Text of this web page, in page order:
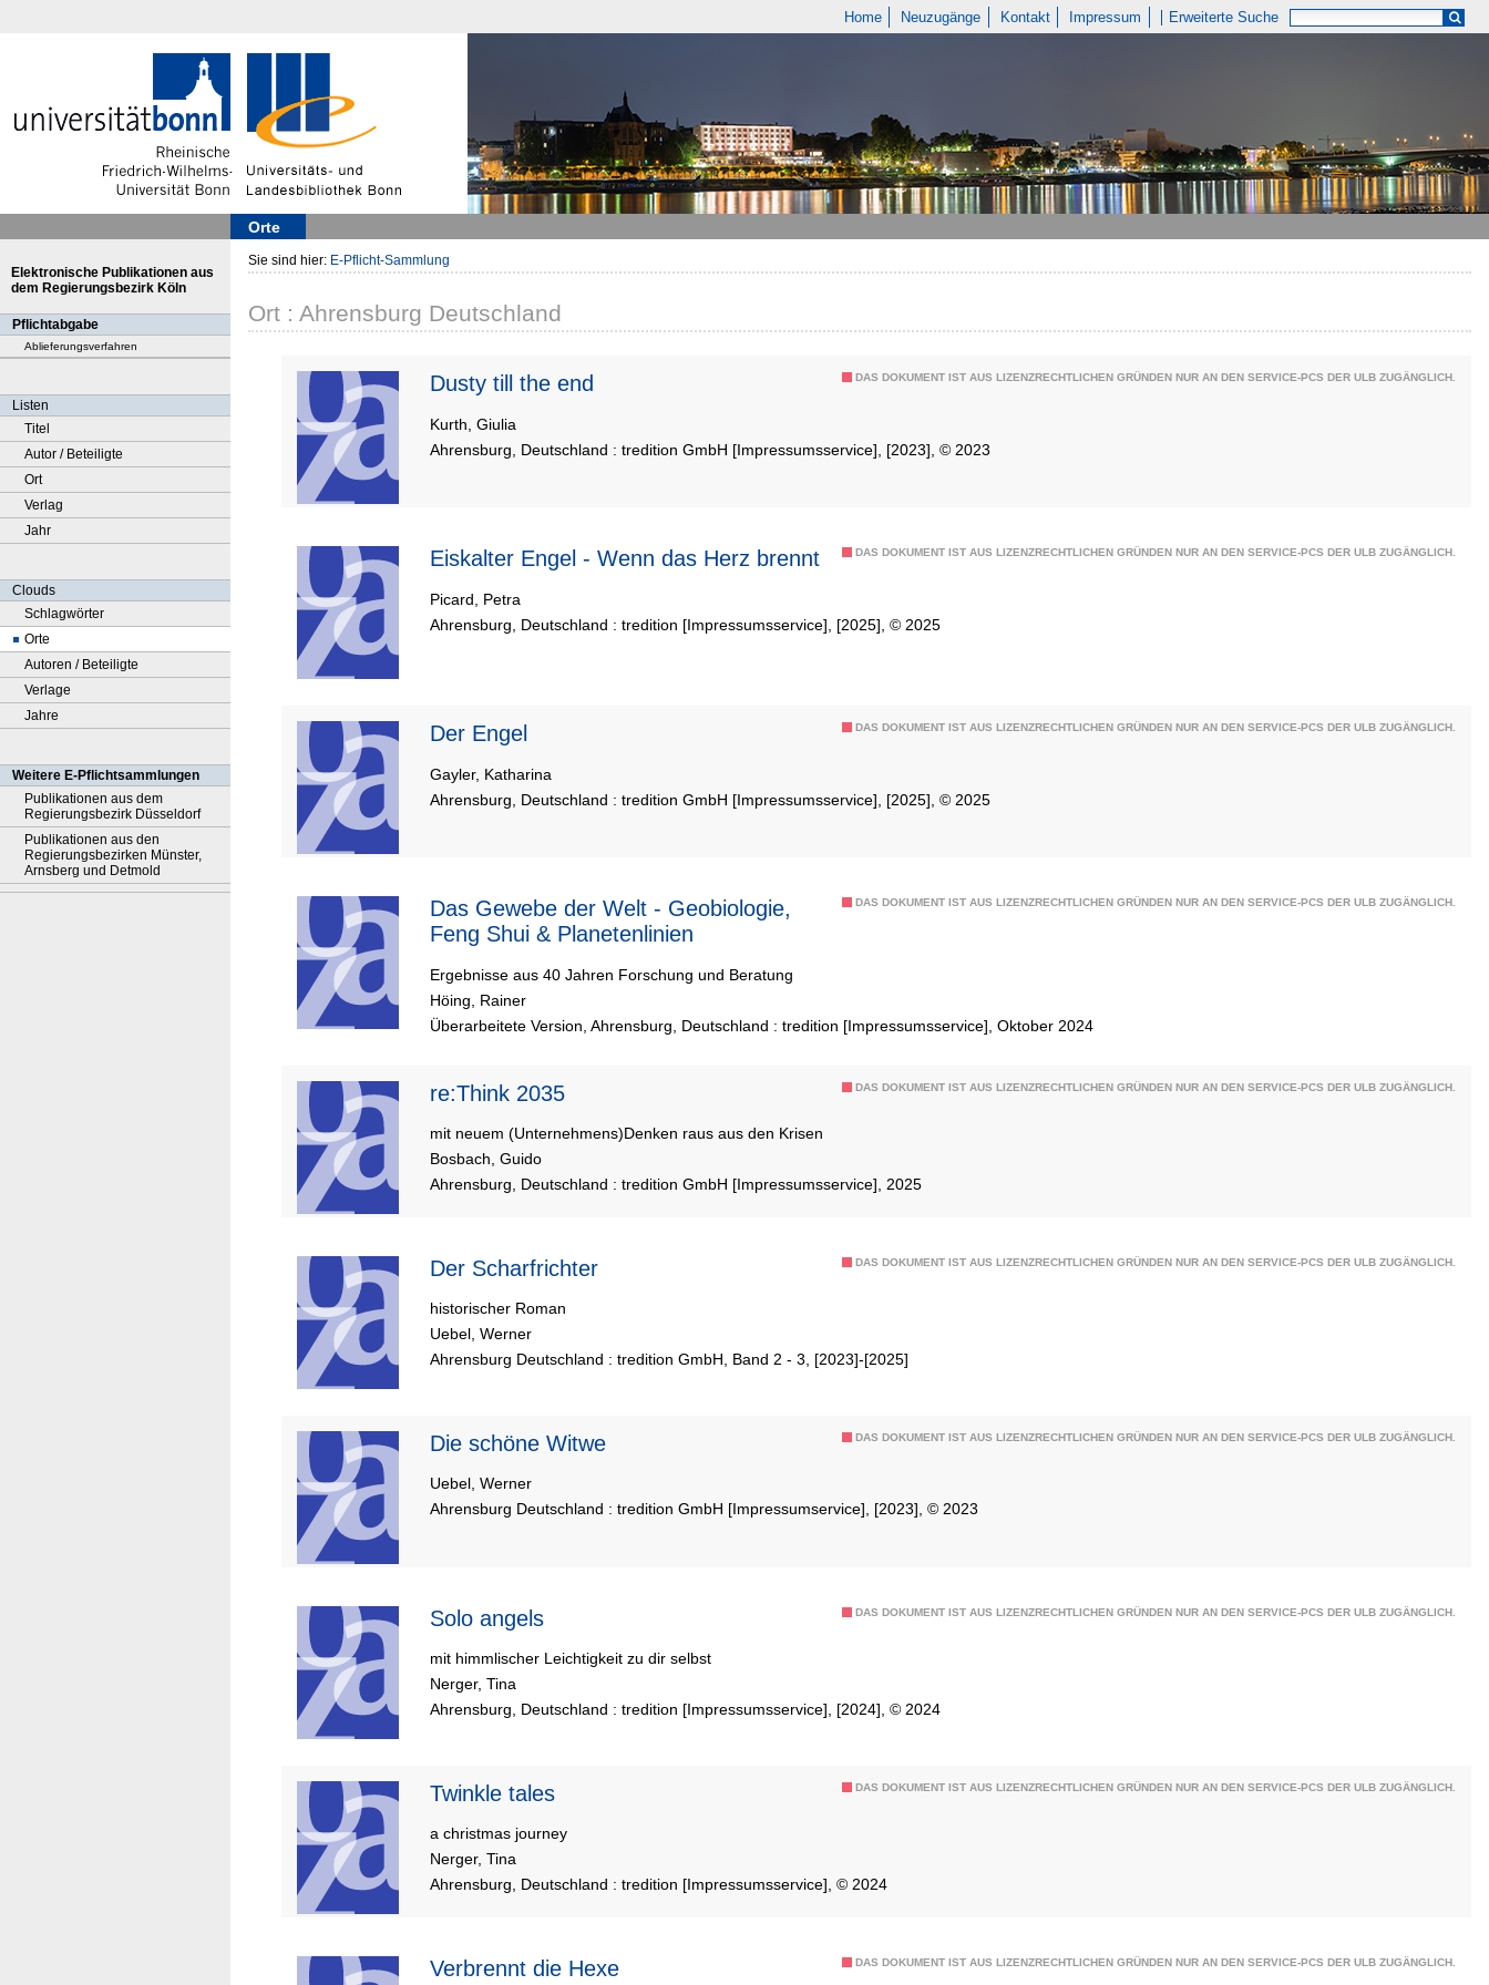
Home Neuzugänge Kontakt Impressum Erweiterte Suche
Orte
Elektronische Publikationen aus
dem Regierungsbezirk Köln
Pflichtabgabe
Ablieferungsverfahren
Listen
Titel
Autor / Beteiligte
Ort
Verlag
Jahr
Clouds
Schlagwörter
Orte
Autoren / Beteiligte
Verlage
Jahre
Weitere E-Pflichtsammlungen
Publikationen aus dem
Regierungsbezirk Düsseldorf
Publikationen aus den
Regierungsbezirken Münster,
Arnsberg und Detmold
Sie sind hier: E-Pflicht-Sammlung
Ort : Ahrensburg Deutschland
DAS DOKUMENT IST AUS LIZENZRECHTLICHEN GRÜNDEN NUR AN DEN SERVICE-PCS DER ULB ZUGÄNGLICH.
Dusty till the end
Kurth, Giulia
Ahrensburg, Deutschland : tredition GmbH [Impressumsservice], [2023], © 2023
DAS DOKUMENT IST AUS LIZENZRECHTLICHEN GRÜNDEN NUR AN DEN SERVICE-PCS DER ULB ZUGÄNGLICH.
Eiskalter Engel - Wenn das Herz brennt
Picard, Petra
Ahrensburg, Deutschland : tredition [Impressumsservice], [2025], © 2025
DAS DOKUMENT IST AUS LIZENZRECHTLICHEN GRÜNDEN NUR AN DEN SERVICE-PCS DER ULB ZUGÄNGLICH.
Der Engel
Gayler, Katharina
Ahrensburg, Deutschland : tredition GmbH [Impressumsservice], [2025], © 2025
DAS DOKUMENT IST AUS LIZENZRECHTLICHEN GRÜNDEN NUR AN DEN SERVICE-PCS DER ULB ZUGÄNGLICH.
Das Gewebe der Welt - Geobiologie,
Feng Shui & Planetenlinien
Ergebnisse aus 40 Jahren Forschung und Beratung
Höing, Rainer
Überarbeitete Version, Ahrensburg, Deutschland : tredition [Impressumsservice], Oktober 2024
DAS DOKUMENT IST AUS LIZENZRECHTLICHEN GRÜNDEN NUR AN DEN SERVICE-PCS DER ULB ZUGÄNGLICH.
re:Think 2035
mit neuem (Unternehmens)Denken raus aus den Krisen
Bosbach, Guido
Ahrensburg, Deutschland : tredition GmbH [Impressumsservice], 2025
DAS DOKUMENT IST AUS LIZENZRECHTLICHEN GRÜNDEN NUR AN DEN SERVICE-PCS DER ULB ZUGÄNGLICH.
Der Scharfrichter
historischer Roman
Uebel, Werner
Ahrensburg Deutschland : tredition GmbH, Band 2 - 3, [2023]-[2025]
DAS DOKUMENT IST AUS LIZENZRECHTLICHEN GRÜNDEN NUR AN DEN SERVICE-PCS DER ULB ZUGÄNGLICH.
Die schöne Witwe
Uebel, Werner
Ahrensburg Deutschland : tredition GmbH [Impressumservice], [2023], © 2023
DAS DOKUMENT IST AUS LIZENZRECHTLICHEN GRÜNDEN NUR AN DEN SERVICE-PCS DER ULB ZUGÄNGLICH.
Solo angels
mit himmlischer Leichtigkeit zu dir selbst
Nerger, Tina
Ahrensburg, Deutschland : tredition [Impressumsservice], [2024], © 2024
DAS DOKUMENT IST AUS LIZENZRECHTLICHEN GRÜNDEN NUR AN DEN SERVICE-PCS DER ULB ZUGÄNGLICH.
Twinkle tales
a christmas journey
Nerger, Tina
Ahrensburg, Deutschland : tredition [Impressumsservice], © 2024
DAS DOKUMENT IST AUS LIZENZRECHTLICHEN GRÜNDEN NUR AN DEN SERVICE-PCS DER ULB ZUGÄNGLICH.
Verbrennt die Hexe